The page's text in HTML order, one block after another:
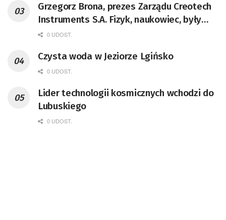
Grzegorz Brona, prezes Zarządu Creotech
Instruments S.A. Fizyk, naukowiec, były
pracownik CERN w Genewie,
doktor habilitowany nauk fizycznych,
koordynator Rady Sektorowej ds.
Kosmicznego oraz członek Komitetu
Badań Kosmicznych i Satelitarnych PAN.
0 UDOST.
Czysta woda w Jeziorze Lgińsko
0 UDOST.
Lider technologii kosmicznych wchodzi do
Lubuskiego
0 UDOST.